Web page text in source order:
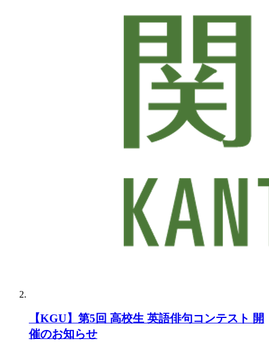
【KGU】第5回 高校生 英語俳句コンテスト 開
催のお知らせ